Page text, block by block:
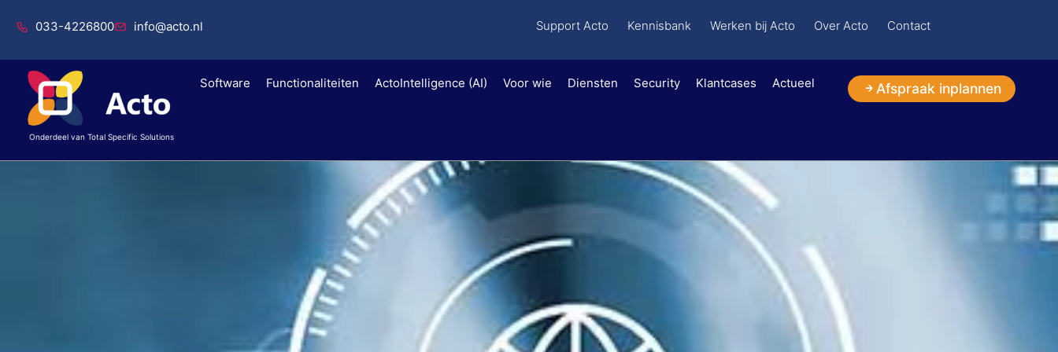
033-4226800 info@acto.nl Support Acto Kennisbank Werken bij Acto Over Acto Contact
Onderdeel van Total Specific Solutions
Software Functionaliteiten ActoIntelligence (AI) Voor wie Diensten Security Klantcases Actueel Afspraak inplannen